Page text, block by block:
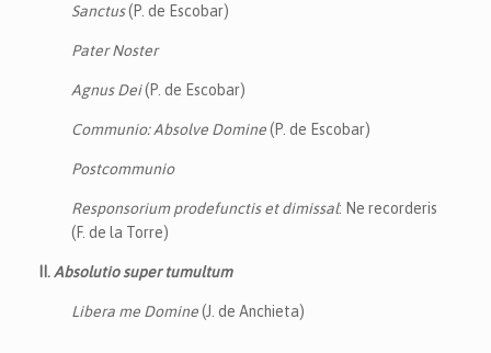
Sanctus(P. de Escobar)
Pater Noster
Agnus Dei(P. de Escobar)
Communio: Absolve Domine(P. de Escobar)
Postcommunio
Responsorium prodefunctis et dimissal: Ne recorderis
(F. de la Torre)
II.Absolutio super tumultum
Libera me Domine(J. de Anchieta)